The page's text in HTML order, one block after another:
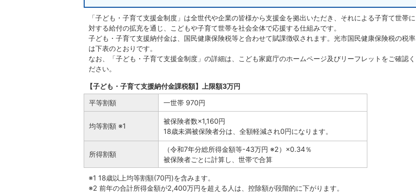
「子ども・子育て支援金制度」は全世代や企業の皆様から支援金を拠出いただき、それによる子育て世帯に
対する給付の拡充を通じ、こどもや子育て世帯を社会全体で応援する仕組みです。
子ども・子育て支援納付金は、国民健康保険税等と合わせて賦課徴収されます。光市国民健康保険税の税率
は下表のとおりです。
なお、「子ども・子育て支援金制度」の詳細は、こども家庭庁のホームページ及びリーフレットをご確認く
ださい。
【子ども・子育て支援納付金課税額】上限額3万円
平等割額
一世帯 970円
均等割額 ※1
被保険者数×1,160円
18歳未満被保険者分は、全額軽減され0円になります。
所得割額
（令和7年分総所得金額等-43万円 ※2）×0.34％
被保険者ごとに計算し、世帯で合算
※1 18歳以上均等割額(70円)を含みます。
※2 前年の合計所得金額が2,400万円を超える人は、控除額が段階的に下がります。